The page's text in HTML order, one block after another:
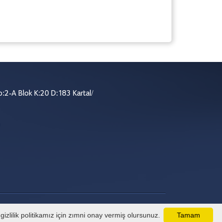
A Blok K:20 D:183 Kartal/
Tamam
politikamız için zımni onay vermiş olursunuz.